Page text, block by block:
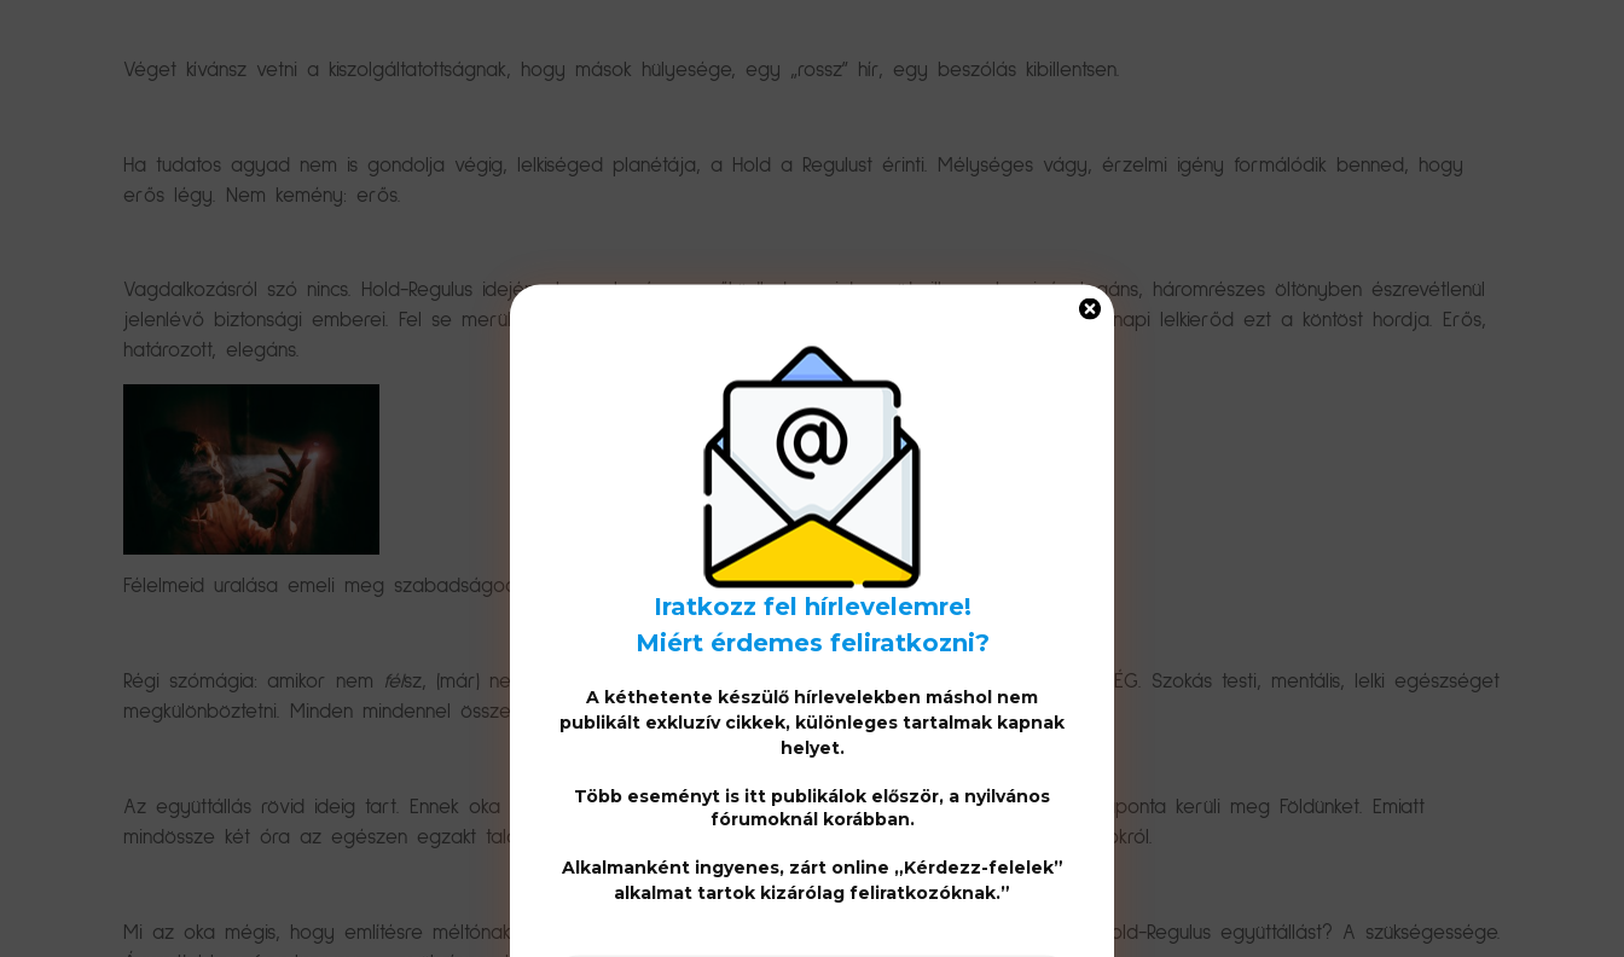
Véget kívánsz vetni a kiszolgáltatottságnak, hogy mások hülyesége, egy „rossz” hír, egy beszólás kibillentsen.
Ha tudatos agyad nem is gondolja végig, lelkiséged planétája, a Hold a Regulust érinti. Mélységes vágy, érzelmi igény formálódik benned, hogy
erős légy. Nem kemény: erős.
Vagdalkozásról szó nincs. Hold-Regulus idején olyan elegánsan működhetsz, mint az ötcsillagos kaszinó elegáns, háromrészes öltönyben észrevétlenül
jelenlévő biztonsági emberei. Fel se merül, hogy kidobónak gondolja őket bárki is – mert nem azok. Vasárnapi lelkierőd ezt a köntöst hordja. Erős,
határozott, elegáns.
Félelmeid uralása emeli meg szabadságod megélési szintjét.
Régi szómágia: amikor nem félsz, (már) nem vagy FÉL, azaz egész leszel. Ekkor köszönthet rád az EGÉSZ-SÉG. Szokás testi, mentális, lelki egészséget
megkülönböztetni. Minden mindennel összefügg, de a lelki épség áll a háromszög csúcsán. Mondom én.
Az együttállás rövid ideig tart. Ennek oka a Hold gyorsaságában rejlik, hiszen nem egészen huszonnyolc naponta kerüli meg Földünket. Emiatt
mindössze két óra az egészen egzakt találkozó. Pont égi kísérőnk sebes léptei miatt ritkán írok Hold-tranzitokról.
Mi az oka mégis, hogy említésre méltónak és önálló cikkre érdemesnek tartottam a június 29-én felfénylő Hold-Regulus együttállást? A szükségessége.
Iratkozz fel hírlevelemre!
Miért érdemes feliratkozni?
A kéthetente készülő hírlevelekben máshol nem
publikált exkluzív cikkek, különleges tartalmak kapnak
helyet.
Több eseményt is itt publikálok először, a nyilvános
fórumoknál korábban.
Alkalmanként ingyenes, zárt online „Kérdezz-felelek”
alkalmat tartok kizárólag feliratkozóknak.”